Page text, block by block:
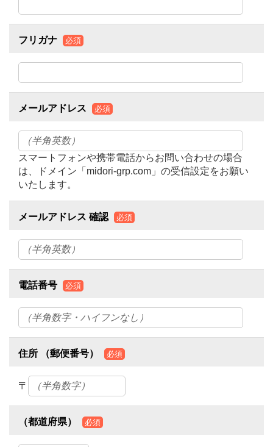
フリガナ 必須
メールアドレス 必須
スマートフォンや携帯電話からお問い合わせの場合
は、ドメイン「midori-grp.com」の受信設定をお願い
いたします。
メールアドレス 確認 必須
電話番号 必須
住所 （郵便番号） 必須
〒
（都道府県） 必須